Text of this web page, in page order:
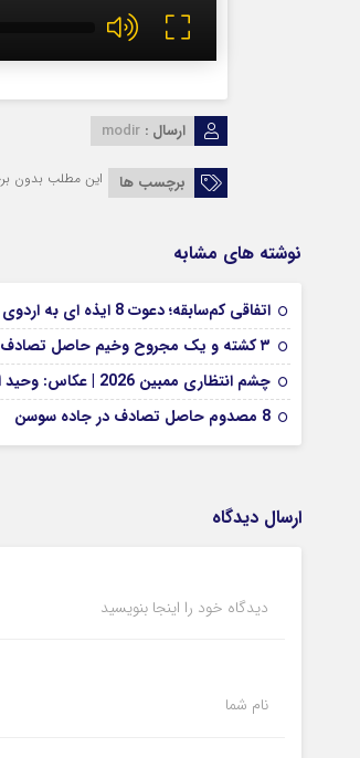
ارسال : modir
برچسب ها این مطلب بدون
نوشته های مشابه
اتفاقی کم‌سابقه؛ دعوت 8 ایذه ای به اردوی تیم کشتی فرنگی بزرگسالان
۳ کشته و یک مجروح وخیم حاصل تصادف شبانه در ایذه
چشم انتظاری ممبین 2026 | عکاس: وحید اورکی
8 مصدوم حاصل تصادف در جاده سوسن
ارسال دیدگاه
دیدگاه خود را اینجا بنویسید
نام شما